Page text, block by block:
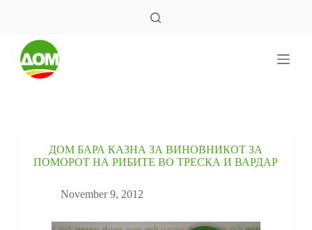
ДОМ БАРА КАЗНА ЗА ВИНОВНИКОТ ЗА
ПОМОРОТ НА РИБИТЕ ВО ТРЕСКА И ВАРДАР
November 9, 2012